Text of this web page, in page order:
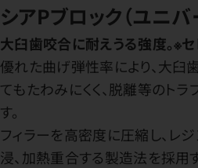
シアPブロック（ユニバ
大臼歯咬合に耐えうる強度。※
優れた曲げ弾性率により、大臼
てもたわみにくく、脱離等のト
す。
フィラーを高密度に圧縮し、レ
浸、加熱重合する製造法を採用